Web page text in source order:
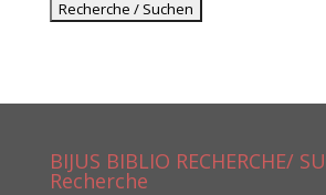
BIJUS BIBLIO RECHERCHE/
Recherche